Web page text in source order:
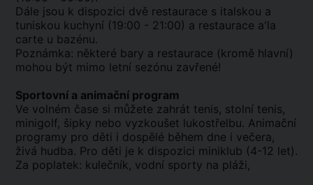
Dále jsou k dispozici dvě restaurace s italskou a
tuniskou kuchyní (19:00 - 21:00) a restaurace a'la
carte u bazénu.
Poznámka: některé bary a restaurace (kromě hlavní)
mohou být mimo letní sezónu zavřené!
Sportovní a animační program
Ve volném čase si můžete zahrát tenis, stolní tenis,
minigolf, šipky nebo vyzkoušet lukostřelbu. Animační
programy pro děti i dospělé během dne i večera,
živá hudba. Pro děti je k dispozici miniklub (4-12 let).
Za poplatek: kulečník, vodní sporty na pláži,